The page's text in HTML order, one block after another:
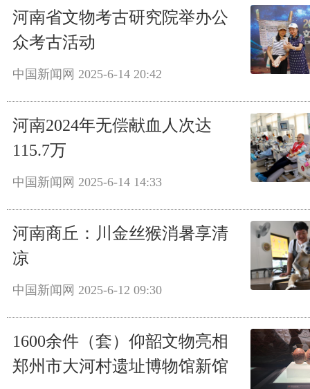
河南省文物考古研究院举办公
众考古活动
中国新闻网 2025-6-14 20:42
河南2024年无偿献血人次达
115.7万
中国新闻网 2025-6-14 14:33
河南商丘：川金丝猴消暑享清
凉
中国新闻网 2025-6-12 09:30
1600余件（套）仰韶文物亮相
郑州市大河村遗址博物馆新馆